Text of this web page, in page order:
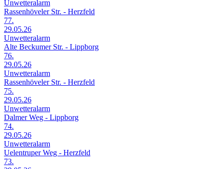
Unwetteralarm
Rassenhöveler Str. - Herzfeld
77.
29.05.26
Unwetteralarm
Alte Beckumer Str. - Lippborg
76.
29.05.26
Unwetteralarm
Rassenhöveler Str. - Herzfeld
75.
29.05.26
Unwetteralarm
Dalmer Weg - Lippborg
74.
29.05.26
Unwetteralarm
Uelentruper Weg - Herzfeld
73.